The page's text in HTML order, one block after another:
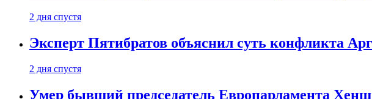
2 дня спустя
Эксперт Пятибратов объяснил суть конфликта
2 дня спустя
Умер бывший председатель Европарламента Хенш